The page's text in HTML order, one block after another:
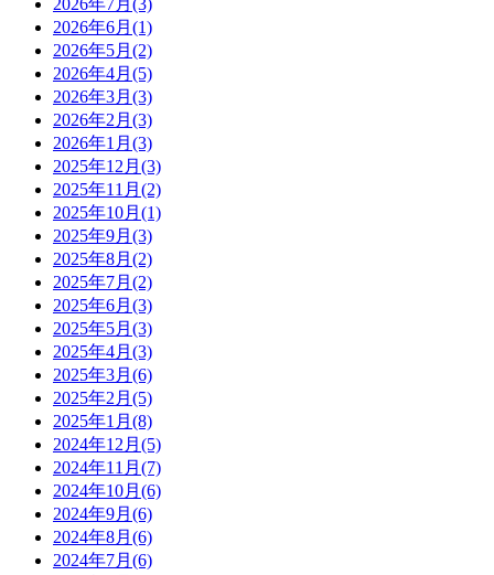
2026年7月(3)
2026年6月(1)
2026年5月(2)
2026年4月(5)
2026年3月(3)
2026年2月(3)
2026年1月(3)
2025年12月(3)
2025年11月(2)
2025年10月(1)
2025年9月(3)
2025年8月(2)
2025年7月(2)
2025年6月(3)
2025年5月(3)
2025年4月(3)
2025年3月(6)
2025年2月(5)
2025年1月(8)
2024年12月(5)
2024年11月(7)
2024年10月(6)
2024年9月(6)
2024年8月(6)
2024年7月(6)